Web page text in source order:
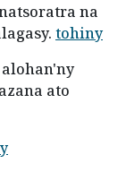
na
tohiny
alohan'ny
ato